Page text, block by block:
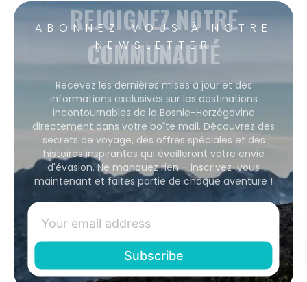
ABONNEZ-VOUS À NOTRE
NEWSLETTER
REJOIGNEZ NOTRE
COMMUNAUTÉ
Recevez les dernières mises à jour et des
informations exclusives sur les destinations
incontournables de la Bosnie-Herzégovine
directement dans votre boîte mail. Découvrez des
secrets de voyage, des offres spéciales et des
histoires inspirantes qui éveilleront votre envie
d'évasion. Ne manquez rien – inscrivez-vous
maintenant et faites partie de chaque aventure !